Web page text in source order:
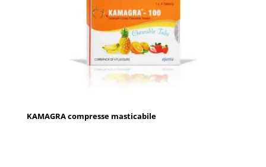
KAMAGRA compresse masticabile